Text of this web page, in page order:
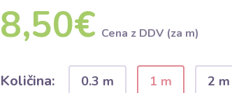
8,50€ Cena z DDV (za m)
Količina: 0.3 m 1 m 2 m